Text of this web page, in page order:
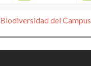
Biodiversidad del Campus